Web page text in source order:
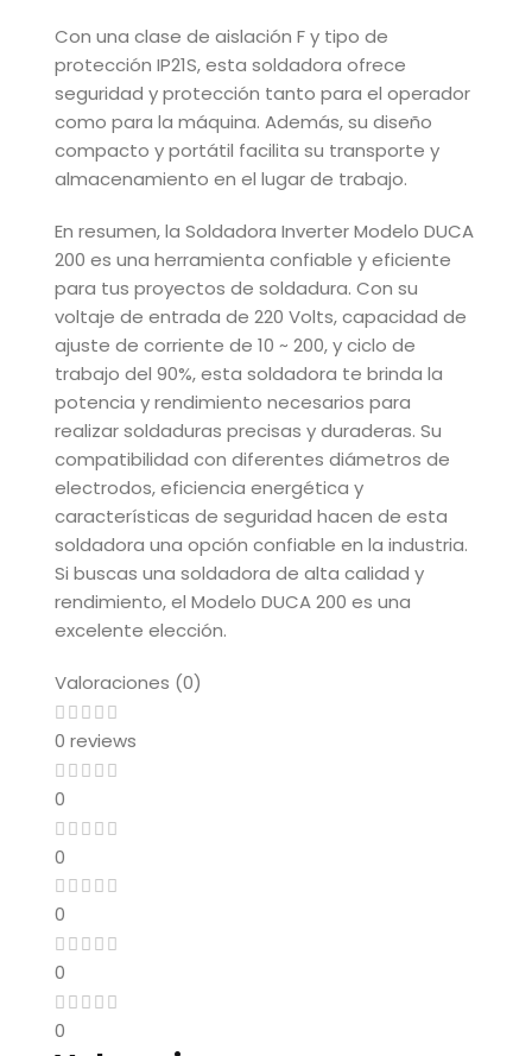
Con una clase de aislación F y tipo de
protección IP21S, esta soldadora ofrece
seguridad y protección tanto para el operador
como para la máquina. Además, su diseño
compacto y portátil facilita su transporte y
almacenamiento en el lugar de trabajo.
En resumen, la Soldadora Inverter Modelo DUCA
200 es una herramienta confiable y eficiente
para tus proyectos de soldadura. Con su
voltaje de entrada de 220 Volts, capacidad de
ajuste de corriente de 10 ~ 200, y ciclo de
trabajo del 90%, esta soldadora te brinda la
potencia y rendimiento necesarios para
realizar soldaduras precisas y duraderas. Su
compatibilidad con diferentes diámetros de
electrodos, eficiencia energética y
características de seguridad hacen de esta
soldadora una opción confiable en la industria.
Si buscas una soldadora de alta calidad y
rendimiento, el Modelo DUCA 200 es una
excelente elección.
Valoraciones (0)
0 reviews
0
0
0
0
0